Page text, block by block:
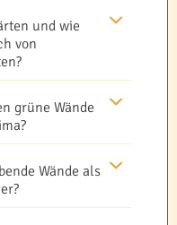
und wie
von
grüne Wände
Wände als